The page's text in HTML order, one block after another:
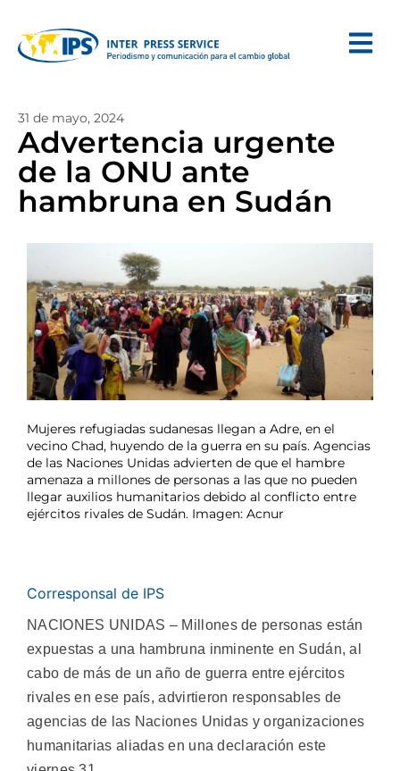
31 de mayo, 2024
Advertencia urgente
de la ONU ante
hambruna en Sudán
Mujeres refugiadas sudanesas llegan a Adre, en el
vecino Chad, huyendo de la guerra en su país. Agencias
de las Naciones Unidas advierten de que el hambre
amenaza a millones de personas a las que no pueden
llegar auxilios humanitarios debido al conflicto entre
ejércitos rivales de Sudán. Imagen: Acnur
Corresponsal de IPS
NACIONES UNIDAS – Millones de personas están
expuestas a una hambruna inminente en Sudán, al
cabo de más de un año de guerra entre ejércitos
rivales en ese país, advirtieron responsables de
agencias de las Naciones Unidas y organizaciones
humanitarias aliadas en una declaración este